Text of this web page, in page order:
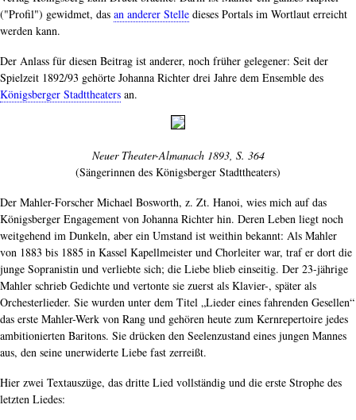
("Profil") gewidmet, das an anderer Stelle dieses Portals im Wortlaut erreicht
werden kann.
Der Anlass für diesen Beitrag ist anderer, noch früher gelegener: Seit der
Spielzeit 1892/93 gehörte Johanna Richter drei Jahre dem Ensemble des
Königsberger Stadttheaters an.
Neuer Theater-Almanach 1893, S. 364
(Sängerinnen des Königsberger Stadttheaters)
Der Mahler-Forscher Michael Bosworth, z. Zt. Hanoi, wies mich auf das
Königsberger Engagement von Johanna Richter hin. Deren Leben liegt noch
weitgehend im Dunkeln, aber ein Umstand ist weithin bekannt: Als Mahler
von 1883 bis 1885 in Kassel Kapellmeister und Chorleiter war, traf er dort die
junge Sopranistin und verliebte sich; die Liebe blieb einseitig. Der 23-jährige
Mahler schrieb Gedichte und vertonte sie zuerst als Klavier-, später als
Orchesterlieder. Sie wurden unter dem Titel „Lieder eines fahrenden Gesellen“
das erste Mahler-Werk von Rang und gehören heute zum Kernrepertoire jedes
ambitionierten Baritons. Sie drücken den Seelenzustand eines jungen Mannes
aus, den seine unerwiderte Liebe fast zerreißt.
Hier zwei Textauszüge, das dritte Lied vollständig und die erste Strophe des
letzten Liedes: